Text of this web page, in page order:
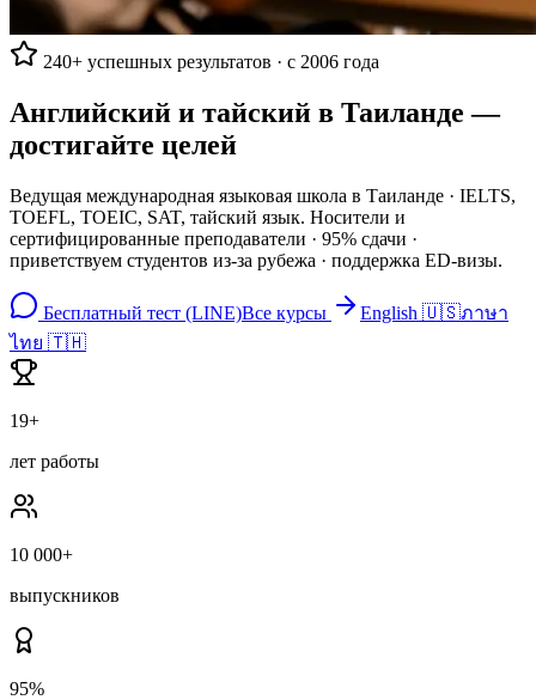
240+ успешных результатов · с 2006 года
Английский и тайский в Таиланде —
достигайте целей
Ведущая международная языковая школа в Таиланде · IELTS,
TOEFL, TOEIC, SAT, тайский язык. Носители и
сертифицированные преподаватели · 95% сдачи ·
приветствуем студентов из-за рубежа · поддержка ED-визы.
Бесплатный тест (LINE)Все курсы English 🇺🇸ภาษา
ไทย 🇹🇭
19+
лет работы
10 000+
выпускников
95%